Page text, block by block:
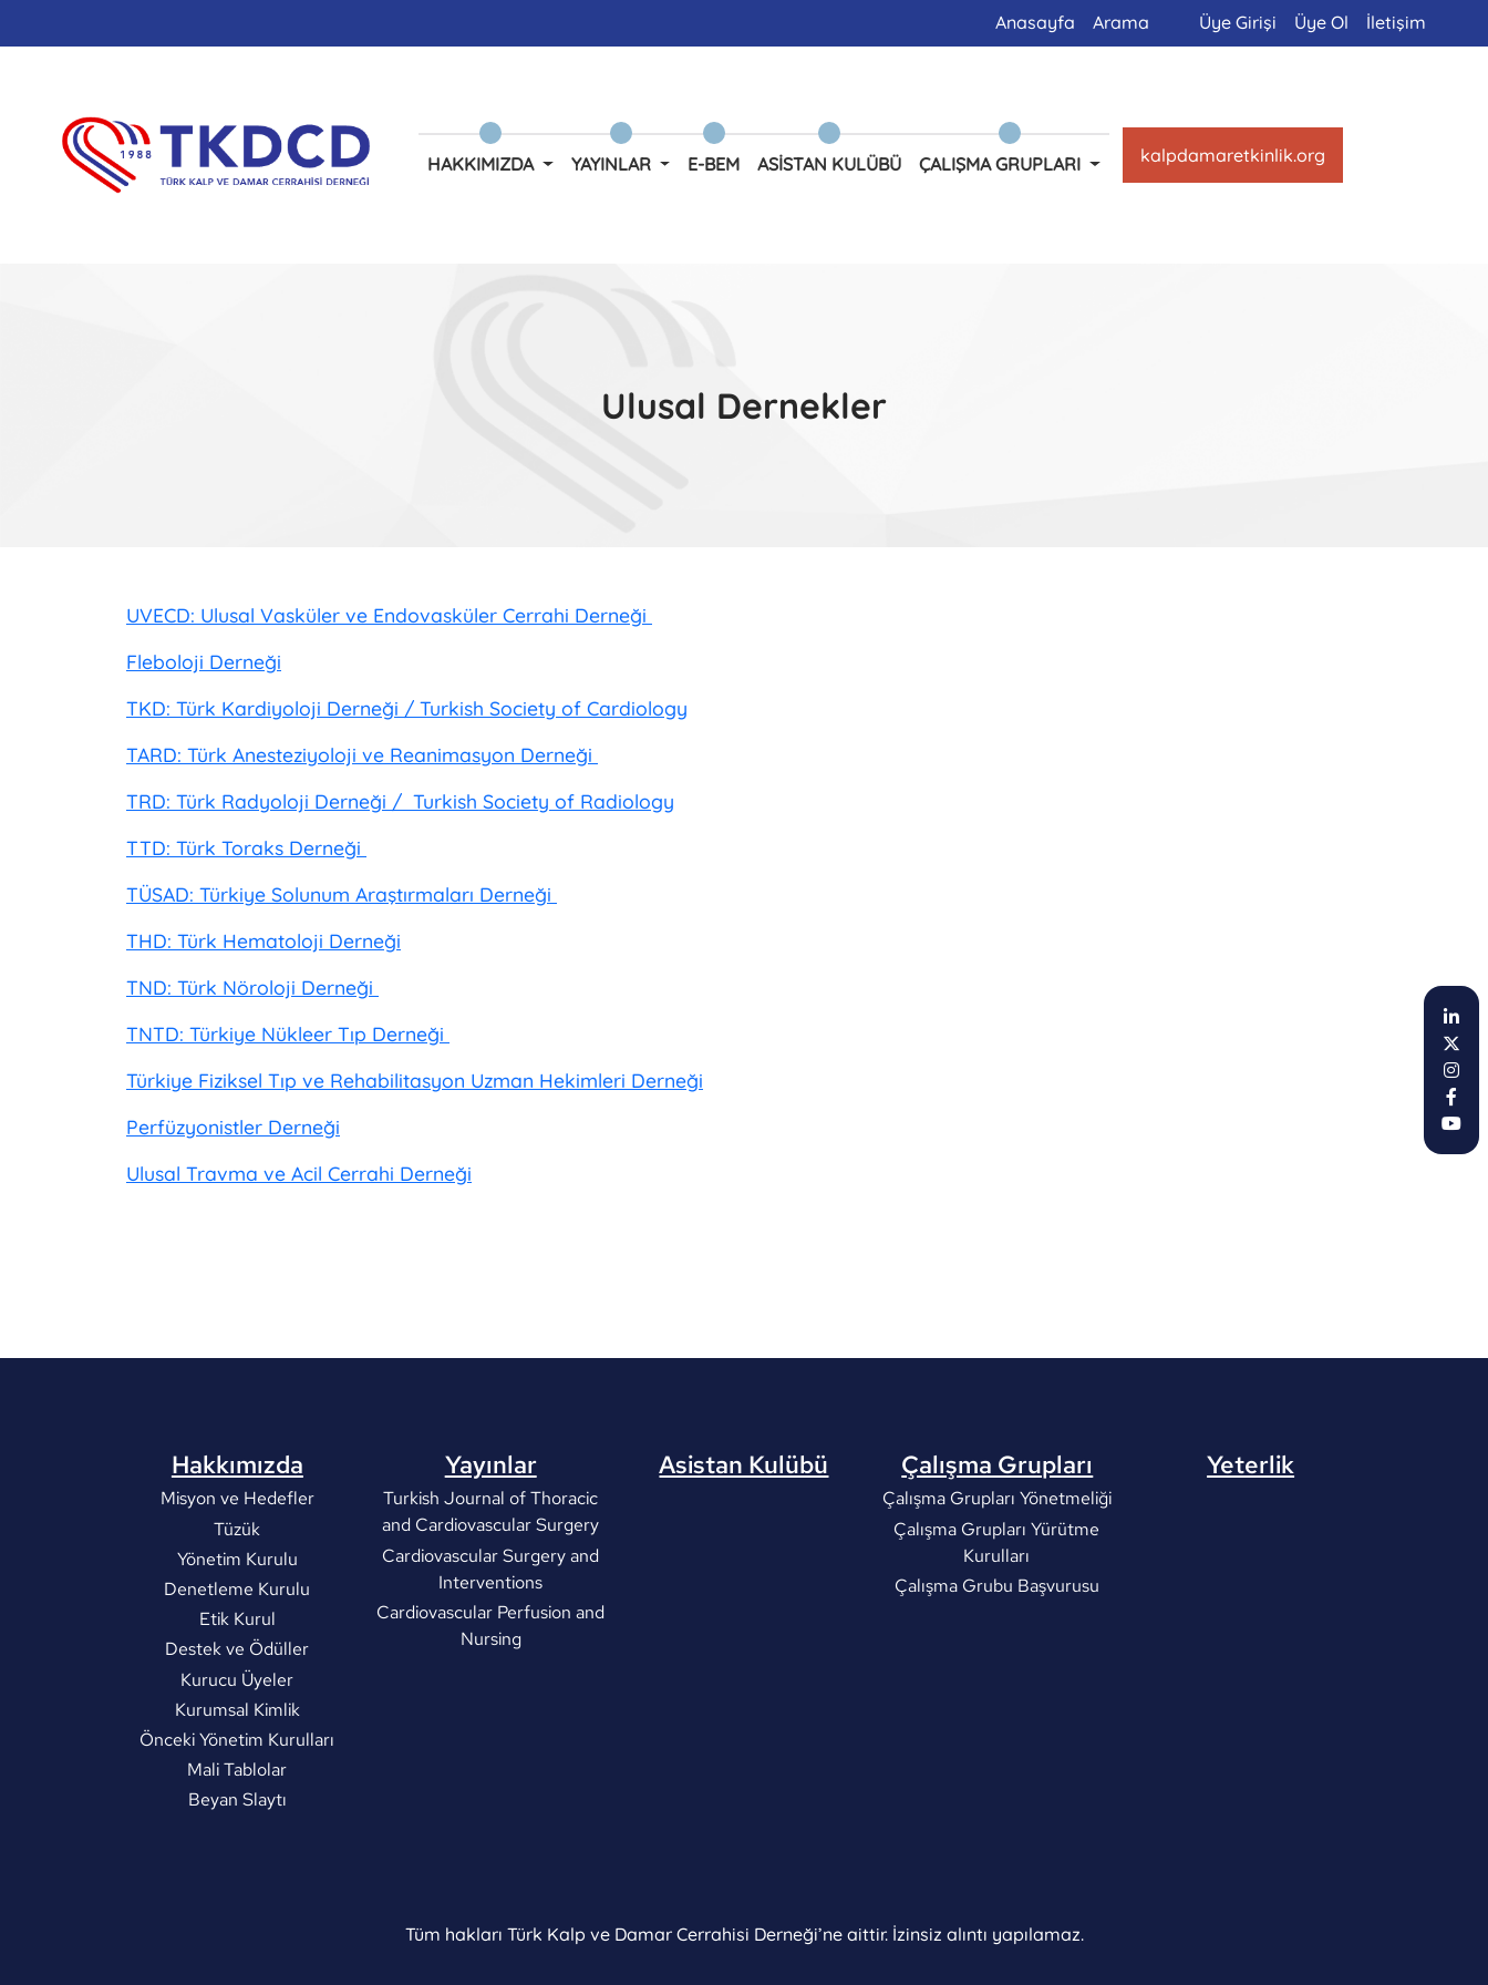
Anasayfa Arama Üye Girişi Üye Ol İletişim
HAKKIMIZDA YAYINLAR E-BEM ASISTAN KULÜBÜ ÇALIŞMA GRUPLARI kalpdamaretkinlik.org
Ulusal Dernekler
UVECD: Ulusal Vasküler ve Endovasküler Cerrahi Derneği
Fleboloji Derneği
TKD: Türk Kardiyoloji Derneği / Turkish Society of Cardiology
TARD: Türk Anesteziyoloji ve Reanimasyon Derneği
TRD: Türk Radyoloji Derneği / Turkish Society of Radiology
TTD: Türk Toraks Derneği
TÜSAD: Türkiye Solunum Araştırmaları Derneği
THD: Türk Hematoloji Derneği
TND: Türk Nöroloji Derneği
TNTD: Türkiye Nükleer Tıp Derneği
Türkiye Fiziksel Tıp ve Rehabilitasyon Uzman Hekimleri Derneği
Perfüzyonistler Derneği
Ulusal Travma ve Acil Cerrahi Derneği
Hakkımızda
Misyon ve Hedefler
Tüzük
Yönetim Kurulu
Denetleme Kurulu
Etik Kurul
Destek ve Ödüller
Kurucu Üyeler
Kurumsal Kimlik
Önceki Yönetim Kurulları
Mali Tablolar
Beyan Slaytı
Yayınlar
Turkish Journal of Thoracic
and Cardiovascular Surgery
Cardiovascular Surgery and
Interventions
Cardiovascular Perfusion and
Nursing
Asistan Kulübü Çalışma Grupları
Çalışma Grupları Yönetmeliği
Çalışma Grupları Yürütme
Kurulları
Çalışma Grubu Başvurusu
Yeterlik
Tüm hakları Türk Kalp ve Damar Cerrahisi Derneği’ne aittir. İzinsiz alıntı yapılamaz.